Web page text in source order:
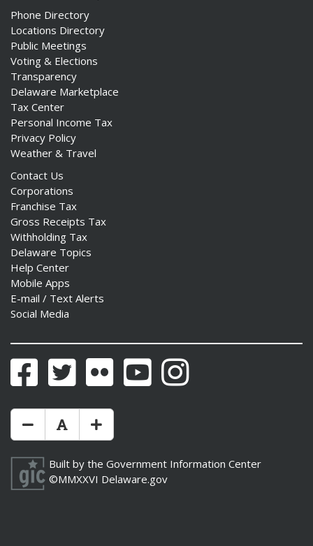
regulation
Phone Directory
Locations Directory
Public Meetings
Voting & Elections
Transparency
Delaware Marketplace
Tax Center
Personal Income Tax
Privacy Policy
Weather & Travel
Contact Us
Corporations
Franchise Tax
Gross Receipts Tax
Withholding Tax
Delaware Topics
Help Center
Mobile Apps
E-mail / Text Alerts
Social Media
FacebookTwitter Flickr YouTubeInstagram
Make Text Size Smaler
Reset Text Size
Make Text Size Bigger
Built by the Government Information Center
©MMXXVI Delaware.gov